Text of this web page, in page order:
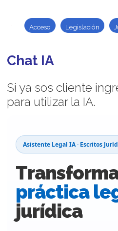
Acceso Legislación
Chat IA
Si ya sos cliente
para utilizar la IA.
Asistente Legal IA · Escritos
práctica
jurídica